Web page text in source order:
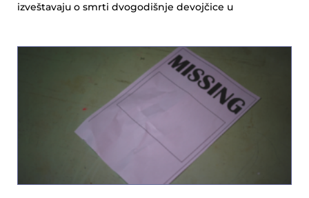
izveštavaju o smrti dvogodišnje devojčice u